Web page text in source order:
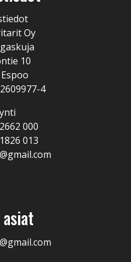
Oy
10
4
000
013